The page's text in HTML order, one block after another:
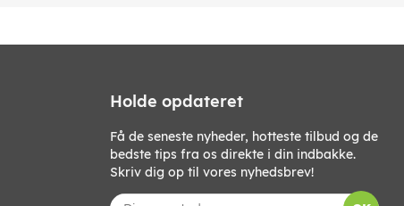
Holde opdateret
Få de seneste nyheder, hotteste tilbud og de
bedste tips fra os direkte i din indbakke.
Skriv dig op til vores nyhedsbrev!